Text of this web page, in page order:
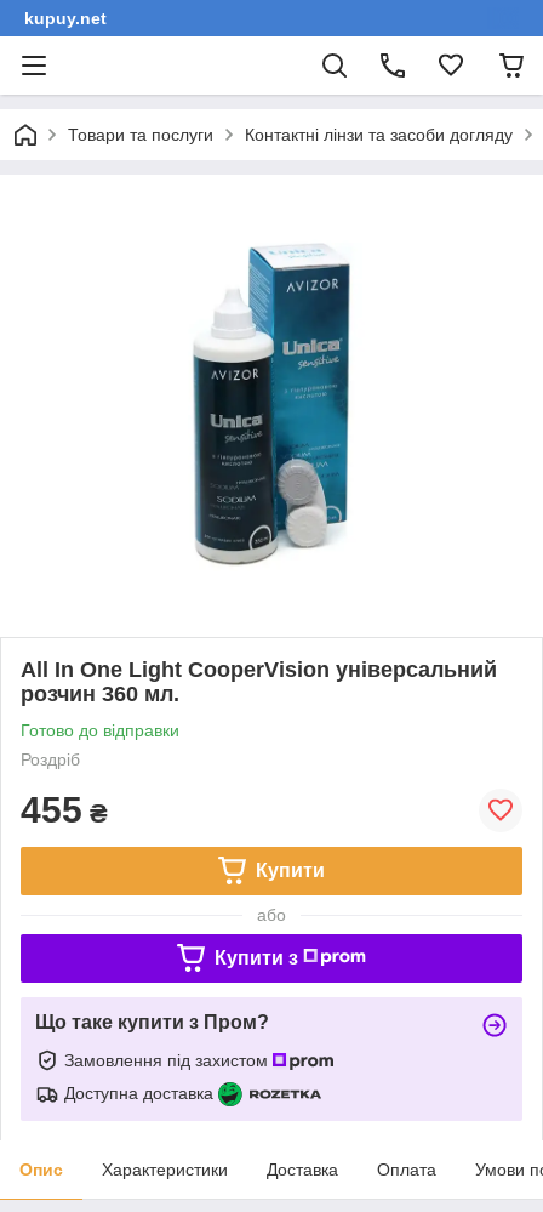
kupuy.net
Товари та послуги Контактні лінзи та засоби догляду
All In One Light CooperVision універсальний
розчин 360 мл.
Готово до відправки
Роздріб
455 ₴
Купити
або
Купити з
Що таке купити з Пром?
Замовлення під захистом
Доступна доставка
Опис Характеристики Доставка Оплата Умови